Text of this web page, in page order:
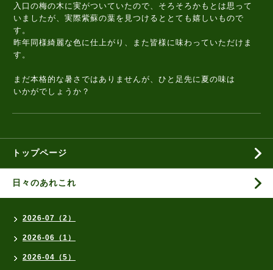
入口の梅の木に実がついていたので、そろそろかもとは思って
いましたが、実際紫蘇の葉を見つけるととても嬉しいもので
す。
昨年同様綺麗な色に仕上がり、また皆様に味わっていただけま
す。
まだ本格的な暑さではありませんが、ひと足先に夏の味は
いかがでしょうか？
トップページ
日々のあれこれ
2026-07（2）
2026-06（1）
2026-04（5）